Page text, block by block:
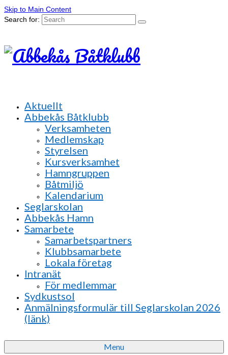
Skip to Main Content
Search for:
Aktuellt
Abbekås Båtklubb
Verksamheten
Medlemskap
Styrelsen
Kursverksamhet
Hamngruppen
Båtmiljö
Kalendarium
Seglarskolan
Abbekås Hamn
Samarbete
Samarbetspartners
Klubbsamarbete
Lokala företag
Intranät
För medlemmar
Sydkustsol
Anmälningsformulär till Seglarskolan 2026
(länk)
Menu